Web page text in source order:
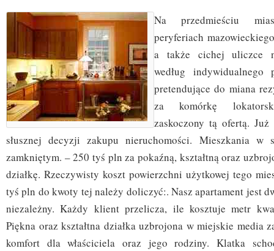
Na przedmieściu
peryferiach
a także cichej uliczce
według
pretendujące do miana
za komórkę
zaskoczony tą ofertą.
słusznej decyzji zakupu nieruchomości. Mieszkania w
zamkniętym. – 250 tyś pln za pokaźną, kształtną oraz
działkę. Rzeczywisty koszt powierzchni użytkowej tego
tyś pln do kwoty tej należy doliczyć:. Nasz apartament jest
niezależny. Każdy klient przelicza, ile kosztuje metr
Piękna oraz kształtna działka uzbrojona w miejskie media
komfort dla właściciela oraz jego rodziny. Klatka